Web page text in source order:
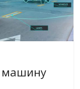
машину